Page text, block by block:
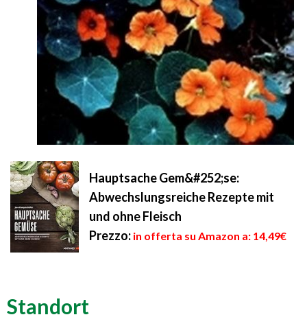
Hauptsache Gem&#252;se:
Abwechslungsreiche Rezepte mit
und ohne Fleisch
Prezzo: in offerta su Amazon a: 14,49€
Standort